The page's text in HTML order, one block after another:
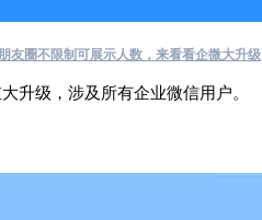
友圈不限制可展示人数，来看看企微大升级
升级，涉及所有企业微信用户。